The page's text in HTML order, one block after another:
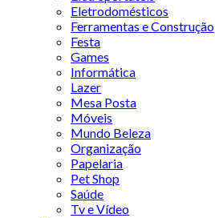
Eletrodomésticos
Ferramentas e Construção
Festa
Games
Informática
Lazer
Mesa Posta
Móveis
Mundo Beleza
Organização
Papelaria
Pet Shop
Saúde
Tv e Vídeo